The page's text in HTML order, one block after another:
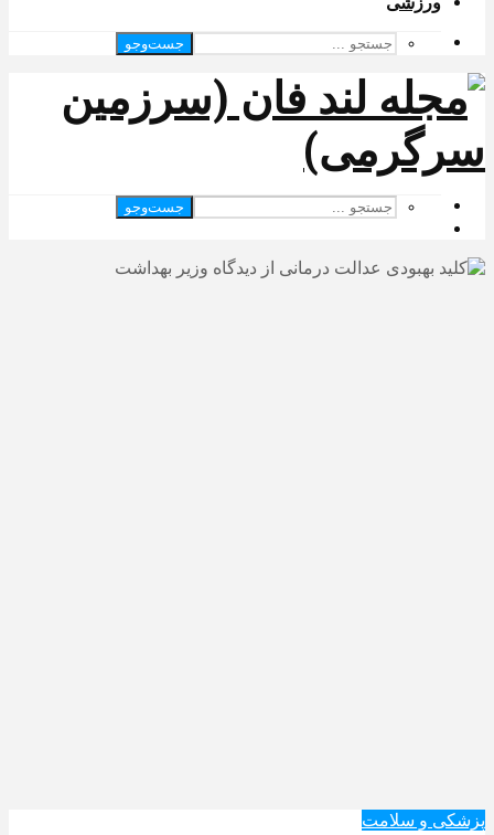
جست‌وجو
جست‌وجو
پزشکی و سلامت